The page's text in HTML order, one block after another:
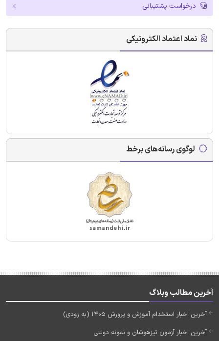
درخواست پشتیبانی
نماد اعتماد الکترونیکی
لوگوی رسانه‌های برخط
آخرین مطالب وبلاگ
آخرین اخبار استخدام آموزش و پرورش 1405 (به زودی)
آخرین اخبار آزمون تیزهوشان و نمونه دولتی